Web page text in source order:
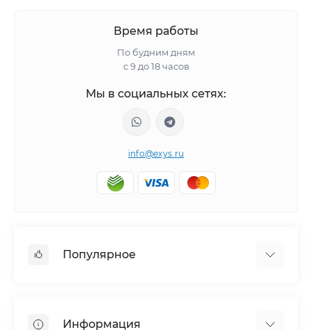
Время работы
По будним дням
с 9 до 18 часов
Мы в социальных сетях:
info@exys.ru
Популярное
Информация